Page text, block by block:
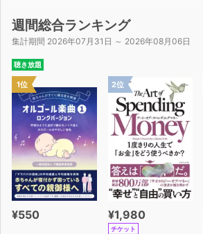
週間総合ランキング
集計期間 2026年07月31日 ～ 2026年08月06日
聴き放題
1位
¥550
2位
¥1,980
チケット